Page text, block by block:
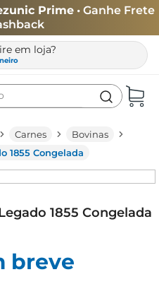
Prime • Ganhe Frete
em loja?
Carnes
Bovinas
1855 Congelada
1855 Congelada
breve